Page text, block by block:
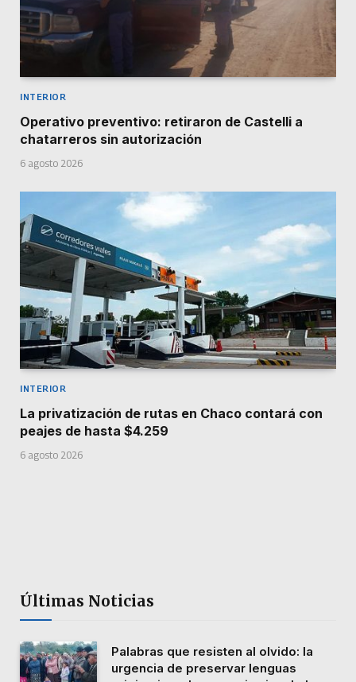
INTERIOR
Operativo preventivo: retiraron de Castelli a
chatarreros sin autorización
6 agosto 2026
INTERIOR
La privatización de rutas en Chaco contará con
peajes de hasta $4.259
6 agosto 2026
Últimas Noticias
Palabras que resisten al olvido: la
urgencia de preservar lenguas